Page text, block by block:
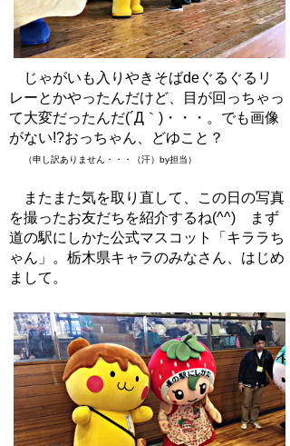
じゃがいも入りやきそばdeぐるぐるリ
レーとかやったんだけど、目が回っちゃっ
て大変だったんだ(´Д｀)・・・。でも画像
がない!?おっちゃん、どゆこと？
（申し訳ありません・・・（汗）by担当）
またまた気を取り直して、この日の写真
を撮ったお友だちを紹介するね(^^) まず
道の駅にしかた公式マスコット「キララち
ゃん」。栃木県キャラのみなさん、はじめ
まして。